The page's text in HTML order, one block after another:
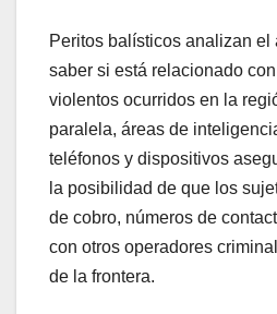
Peritos balísticos analizan el
saber si está relacionado
violentos ocurridos en la
paralela, áreas de
teléfonos y dispositivos
la posibilidad de que los
de cobro, números de
con otros operadores
de la frontera.